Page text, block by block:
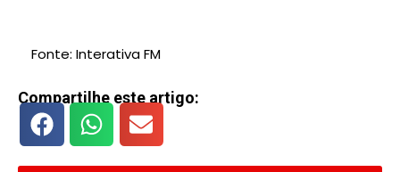
Fonte: Interativa FM
Compartilhe este artigo: